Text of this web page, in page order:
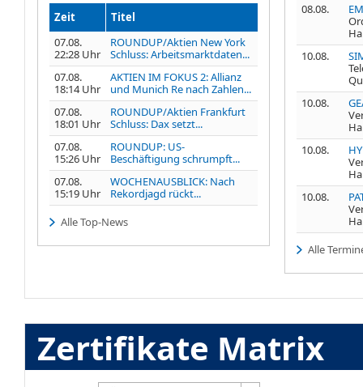
Zeit
Titel
07.08.
22:28 Uhr
ROUNDUP/Aktien New York
Schluss: Arbeitsmarktdaten...
07.08.
18:14 Uhr
AKTIEN IM FOKUS 2: Allianz
und Munich Re nach Zahlen...
07.08.
18:01 Uhr
ROUNDUP/Aktien Frankfurt
Schluss: Dax setzt...
07.08.
15:26 Uhr
ROUNDUP: US-
Beschäftigung schrumpft...
07.08.
15:19 Uhr
WOCHENAUSBLICK: Nach
Rekordjagd rückt...
Alle Top-News
08.08.
10.08.
10.08.
10.08.
10.08.
Alle
Zertifikate Matrix